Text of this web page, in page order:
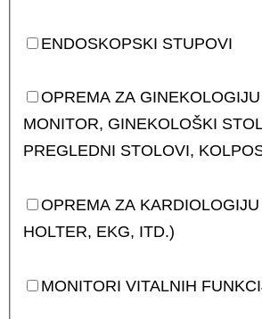
ENDOSKOPSKI STUPOVI
OPREMA ZA
MONITOR, GINEKOLOŠKI
PREGLEDNI STOLOVI,
OPREMA ZA
HOLTER, EKG, ITD.)
MONITORI VITALNIH